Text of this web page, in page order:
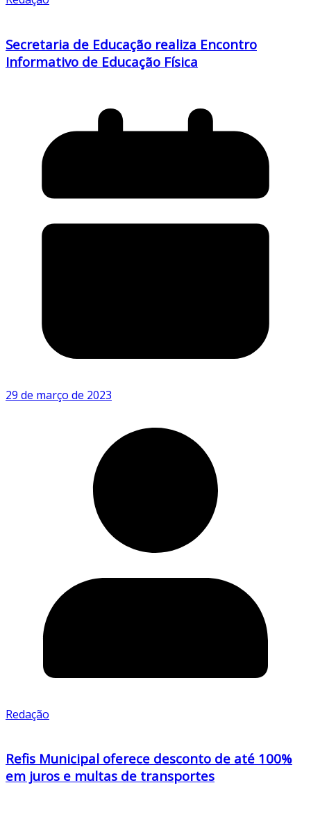
Secretaria de Educação realiza Encontro
Informativo de Educação Física
29 de março de 2023
Redação
Refis Municipal oferece desconto de até 100%
em juros e multas de transportes